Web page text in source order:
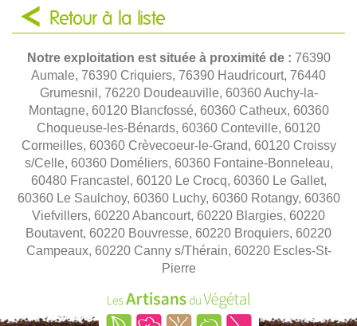
Retour à la liste
Notre exploitation est située à proximité de : 76390
Aumale, 76390 Criquiers, 76390 Haudricourt, 76440
Grumesnil, 76220 Doudeauville, 60360 Auchy-la-
Montagne, 60120 Blancfossé, 60360 Catheux, 60360
Choqueuse-les-Bénards, 60360 Conteville, 60120
Cormeilles, 60360 Crèvecoeur-le-Grand, 60120 Croissy
s/Celle, 60360 Doméliers, 60360 Fontaine-Bonneleau,
60480 Francastel, 60120 Le Crocq, 60360 Le Gallet,
60360 Le Saulchoy, 60360 Luchy, 60360 Rotangy, 60360
Viefvillers, 60220 Abancourt, 60220 Blargies, 60220
Boutavent, 60220 Bouvresse, 60220 Broquiers, 60220
Campeaux, 60220 Canny s/Thérain, 60220 Escles-St-
Pierre